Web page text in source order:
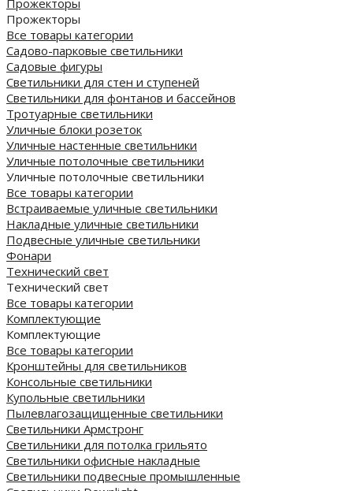
Прожекторы
Все товары категории
Садово-парковые светильники
Садовые фигуры
Светильники для стен и ступеней
Светильники для фонтанов и бассейнов
Тротуарные светильники
Уличные блоки розеток
Уличные настенные светильники
Уличные потолочные светильники
Уличные потолочные светильники
Все товары категории
Встраиваемые уличные светильники
Накладные уличные светильники
Подвесные уличные светильники
Фонари
Технический свет
Технический свет
Все товары категории
Комплектующие
Комплектующие
Все товары категории
Кронштейны для светильников
Консольные светильники
Купольные светильники
Пылевлагозащищенные светильники
Светильники Армстронг
Светильники для потолка грильято
Светильники офисные накладные
Светильники подвесные промышленные